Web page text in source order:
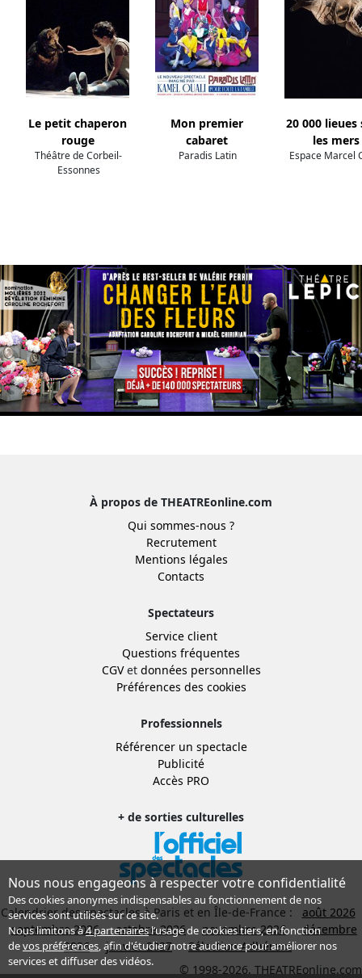
Le petit chaperon
rouge
Théâtre de Corbeil-
Essonnes
Mon premier
cabaret
Paradis Latin
20 000 lieues
les mers
Espace Marcel
À propos de THEATREonline.com
Qui sommes-nous ?
Recrutement
Mentions légales
Contacts
Spectateurs
Service client
Questions fréquentes
CGVet données personnelles
Préférences des cookies
Professionnels
Référencer un spectacle
Publicité
Accès PRO
+ de sorties culturelles
Calendrier des spectacles à Paris et en Île-de-France :
août 2026
septembre 2026
octobre 2026 novembre 2026
décembre
2026
janvier 2027
Sélection Adhérent
© 1998-2026, THEATREonline.com
Nous nous engageons à respecter votre confidentialité
Des cookies anonymes indispensables au fonctionnement de nos
services sont utilisés sur ce site.
Nous limitons à4 partenairesl’usage de cookies tiers, en fonction
devos préférences, afin d'étudier notre audience pour améliorer nos
services et diffuser des vidéos.